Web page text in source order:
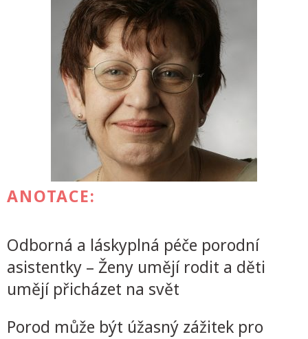
ANOTACE:
Odborná a láskyplná péče porodní
asistentky – Ženy umějí rodit a děti
umějí přicházet na svět
Porod může být úžasný zážitek pro